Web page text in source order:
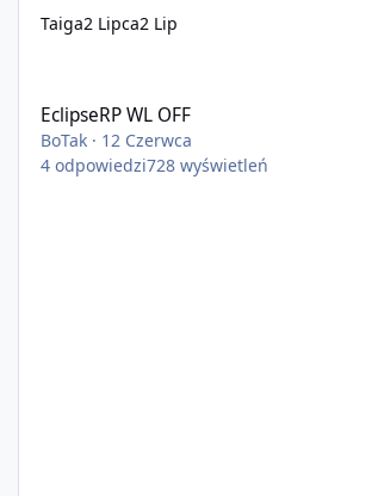
Taiga2 Lipca2 Lip
EclipseRP WL OFF
BoTak · 12 Czerwca
4 odpowiedzi728 wyświetleń